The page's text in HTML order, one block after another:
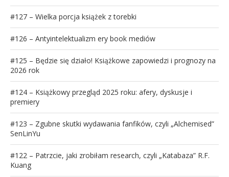
#127 – Wielka porcja książek z torebki
#126 – Antyintelektualizm ery book mediów
#125 – Będzie się działo! Książkowe zapowiedzi i prognozy na
2026 rok
#124 – Książkowy przegląd 2025 roku: afery, dyskusje i
premiery
#123 – Zgubne skutki wydawania fanfików, czyli „Alchemised”
SenLinYu
#122 – Patrzcie, jaki zrobiłam research, czyli „Katabaza” R.F.
Kuang